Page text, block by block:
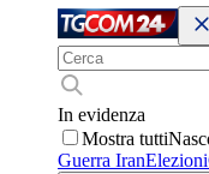
In evidenza
Mostra tutti
Guerra IranElezioni